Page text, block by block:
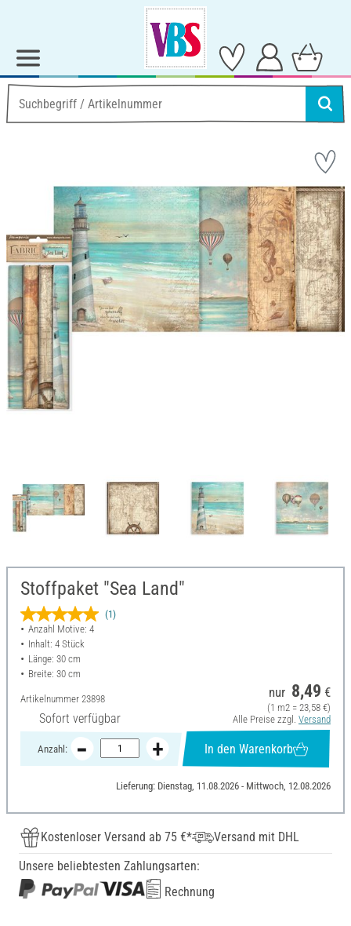
Stoffpaket "Sea Land"
(1)
Anzahl Motive: 4
Inhalt: 4 Stück
Länge: 30 cm
Breite: 30 cm
Artikelnummer 23898
Sofort verfügbar
nur 8,49 €
(1 m2 = 23,58 €)
Alle Preise zzgl. Versand
Anzahl: In den Warenkorb
Lieferung: Dienstag, 11.08.2026 - Mittwoch, 12.08.2026
Kostenloser Versand ab 75 €*
Versand mit DHL
Unsere beliebtesten Zahlungsarten:
Rechnung